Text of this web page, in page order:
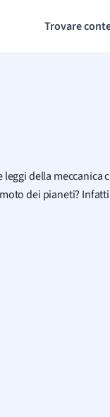
Trovare
leggi della
dei pianeti?